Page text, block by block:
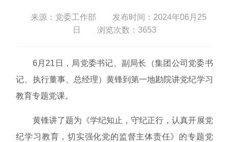
来源：党委工作部 发布时间：2024年06月25
日 浏览次数： 3653
6月21日，局党委书记、副局长（集团公司党委书
记、执行董事、总经理）黄锋到第一地勘院讲党纪学习
教育专题党课。
黄锋讲了题为《学纪知止，守纪正行，认真开展党
纪学习教育，切实强化党的监督主体责任》的专题党